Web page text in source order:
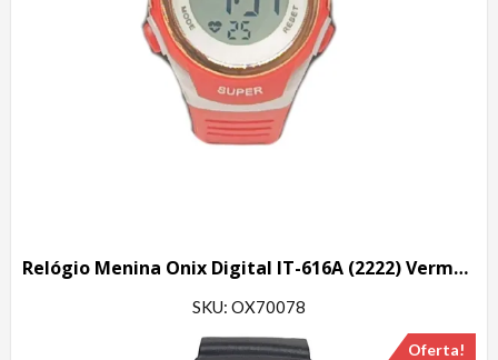
Relógio Menina Onix Digital IT-616A (2222) Vermelho
SKU: OX70078
Oferta!